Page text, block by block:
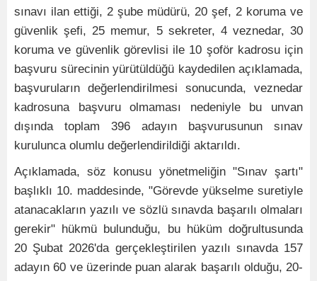
sınavı ilan ettiği, 2 şube müdürü, 20 şef, 2 koruma ve
güvenlik şefi, 25 memur, 5 sekreter, 4 veznedar, 30
koruma ve güvenlik görevlisi ile 10 şoför kadrosu için
başvuru sürecinin yürütüldüğü kaydedilen açıklamada,
başvuruların değerlendirilmesi sonucunda, veznedar
kadrosuna başvuru olmaması nedeniyle bu unvan
dışında toplam 396 adayın başvurusunun sınav
kurulunca olumlu değerlendirildiği aktarıldı.
Açıklamada, söz konusu yönetmeliğin "Sınav şartı"
başlıklı 10. maddesinde, "Görevde yükselme suretiyle
atanacakların yazılı ve sözlü sınavda başarılı olmaları
gerekir" hükmü bulunduğu, bu hüküm doğrultusunda
20 Şubat 2026'da gerçekleştirilen yazılı sınavda 157
adayın 60 ve üzerinde puan alarak başarılı olduğu, 20-